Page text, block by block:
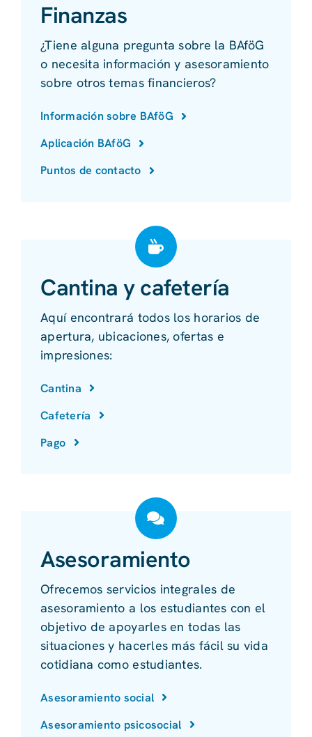
Finanzas
¿Tiene alguna pregunta sobre la BAföG
o necesita información y asesoramiento
sobre otros temas financieros?
Información sobre BAföG
Aplicación BAföG
Puntos de contacto
Cantina y cafetería
Aquí encontrará todos los horarios de
apertura, ubicaciones, ofertas e
impresiones:
Cantina
Cafetería
Pago
Asesoramiento
Ofrecemos servicios integrales de
asesoramiento a los estudiantes con el
objetivo de apoyarles en todas las
situaciones y hacerles más fácil su vida
cotidiana como estudiantes.
Asesoramiento social
Asesoramiento psicosocial